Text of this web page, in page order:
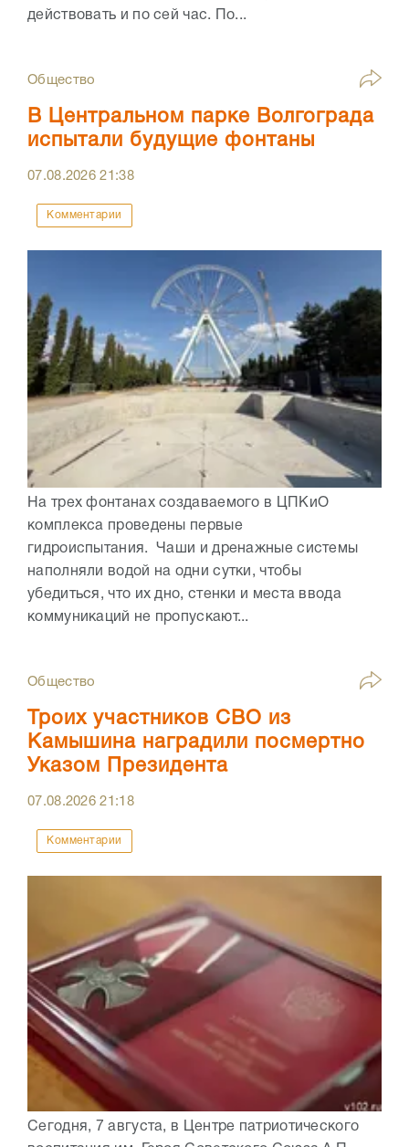
действовать и по сей час. По...
Общество
В Центральном парке Волгограда
испытали будущие фонтаны
07.08.202621:38
Комментарии
На трех фонтанах создаваемого в ЦПКиО
комплекса проведены первые
гидроиспытания. Чаши и дренажные системы
наполняли водой на одни сутки, чтобы
убедиться, что их дно, стенки и места ввода
коммуникаций не пропускают...
Общество
Троих участников СВО из
Камышина наградили посмертно
Указом Президента
07.08.202621:18
Комментарии
Сегодня, 7 августа, в Центре патриотического